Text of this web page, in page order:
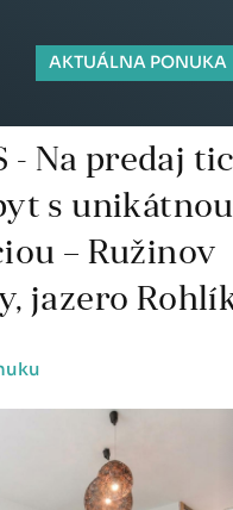
AKTUÁLNA PONUKA
- Na predaj
s unikátnou
– Ružinov
jazero